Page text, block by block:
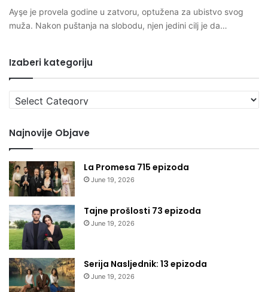
Ayşe je provela godine u zatvoru, optužena za ubistvo svog
muža. Nakon puštanja na slobodu, njen jedini cilj je da…
Izaberi kategoriju
Izaberi
kategoriju
Najnovije Objave
La Promesa 715 epizoda
June 19, 2026
Tajne prošlosti 73 epizoda
June 19, 2026
Serija Nasljednik: 13 epizoda
June 19, 2026